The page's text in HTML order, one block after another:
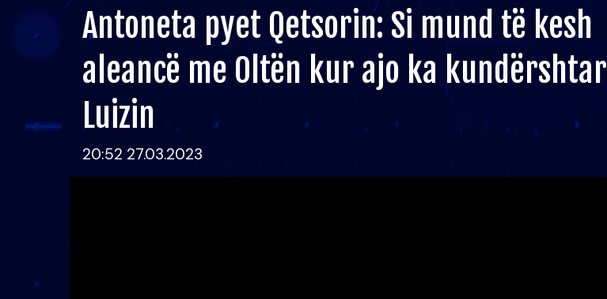
Antoneta pyet Qetsorin: Si mund të kesh
aleancë me Oltën kur ajo ka kundërshtar
Luizin
20:52 27.03.2023